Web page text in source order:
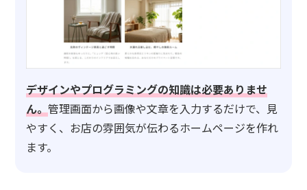
デザインやプログラミングの知識は必要ありませ
ん。管理画面から画像や文章を入力するだけで、見
やすく、お店の雰囲気が伝わるホームページを作れ
ます。